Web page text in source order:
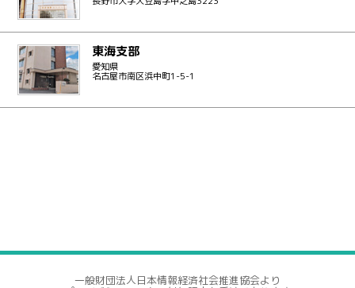
東海支部
愛知県
名古屋市南区浜中町1-5-1
一般財団法人日本情報経済社会推進協会より